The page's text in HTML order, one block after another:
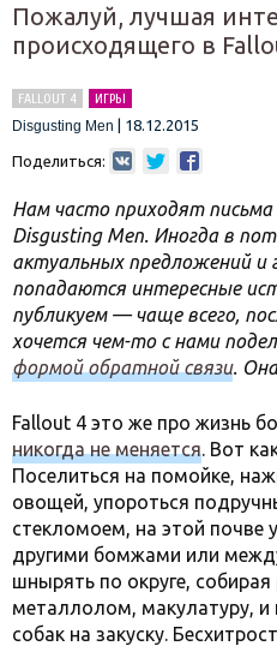
Пожалуй, лучшая
происходящего в
FALLOUT 4
ИГРЫ
Disgusting Men
18.12.2015
Поделиться:
Нам часто приходят
Disgusting Men. Иногда в
актуальных предложений и
попадаются интересные
публикуем — чаще всего,
хочется чем-то с нами
формой обратной связи.
Fallout 4 это же про жизнь
никогда не меняется. Вот
Поселиться на помойке,
овощей, упороться
стекломоем, на этой почве
другими бомжами или
шнырять по округе,
металлолом, макулатуру, и
собак на закуску.